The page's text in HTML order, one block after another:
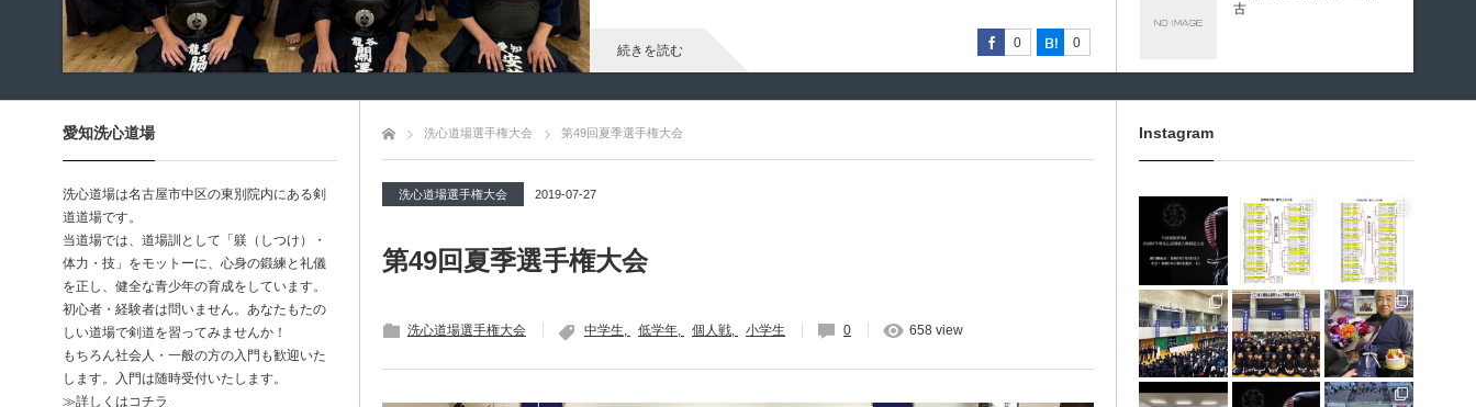
0 0
続きを読む 0 0
0 0
0 0
0 0
古
第136回愛知県剣道道場連
盟研修会トーナメント戦
龍谷高校様 OBOG来場
広島県青春英龍館道場来
洗心道場選手権大会 第49回夏季選手権大会
洗心道場選手権大会 2019-07-27
第49回夏季選手権大会
洗心道場選手権大会 中学生 低学年 個人戦 小学生 0 658 view
愛知洗心道場
洗心道場は名古屋市中区の東別院内にある剣
道道場です。
当道場では、道場訓として「躾（しつけ）・
体力・技」をモットーに、心身の鍛練と礼儀
を正し、健全な青少年の育成をしています。
初心者・経験者は問いません。あなたもたの
しい道場で剣道を習ってみませんか！
もちろん社会人・一般の方の入門も歓迎いた
します。入門は随時受付いたします。
≫詳しくはコチラ
Instagram
3月 10 1月 31 1月 31
1月 30 1月 30 1月 28
12月 31 12月 5 11月 11